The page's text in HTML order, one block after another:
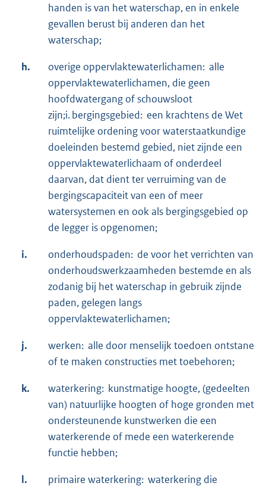
handen is van het waterschap, en in enkele
gevallen berust bij anderen dan het
waterschap;
h.
overige oppervlaktewaterlichamen: alle
oppervlaktewaterlichamen, die geen
hoofdwatergang of schouwsloot
zijn;i. bergingsgebied: een krachtens de Wet
ruimtelijke ordening voor waterstaatkundige
doeleinden bestemd gebied, niet zijnde een
oppervlaktewaterlichaam of onderdeel
daarvan, dat dient ter verruiming van de
bergingscapaciteit van een of meer
watersystemen en ook als bergingsgebied op
de legger is opgenomen;
i.
onderhoudspaden: de voor het verrichten van
onderhoudswerkzaamheden bestemde en als
zodanig bij het waterschap in gebruik zijnde
paden, gelegen langs
oppervlaktewaterlichamen;
j.
werken: alle door menselijk toedoen ontstane
of te maken constructies met toebehoren;
k.
waterkering: kunstmatige hoogte, (gedeelten
van) natuurlijke hoogten of hoge gronden met
ondersteunende kunstwerken die een
waterkerende of mede een waterkerende
functie hebben;
l.
primaire waterkering: waterkering die